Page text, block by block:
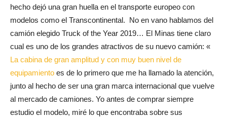
hecho dejó una gran huella en el transporte europeo con
modelos como el Transcontinental. No en vano hablamos del
camión elegido Truck of the Year 2019… El Minas tiene claro
cual es uno de los grandes atractivos de su nuevo camión: «
La cabina de gran amplitud y con muy buen nivel de
equipamiento es de lo primero que me ha llamado la atención,
junto al hecho de ser una gran marca internacional que vuelve
al mercado de camiones. Yo antes de comprar siempre
estudio el modelo, miré lo que encontraba sobre sus